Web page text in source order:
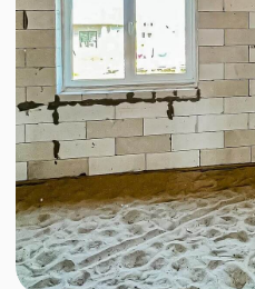
Подпишитесь на рассылку
получите доступ к
акциям и выгодным
остекления
Соглашаюсь на
данных иполитику
конфиденциальности
Подписаться